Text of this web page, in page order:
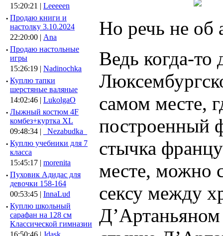
15:20:21 | Leeeeen
· Продаю книги и
настолку 3.10.2024
22:20:00 | Ana
· Продаю настольные
игры
15:26:19 | Nadinochka
· Куплю тапки
шерстяные валяные
14:02:46 | LukolgaO
· Лыжный костюм 4F
комбез+куртка XL
09:48:34 |
_Nezabudka_
· Куплю учебники для 7
класса
15:45:17 | morenita
· Пуховик Адидас для
девочки 158-164
00:53:45 | InnaLud
· Куплю школьный
сарафан на 128 см
Классической гимназии
16:50:46 | Jdask
Но речь не об
Ведь когда-то
самом месте,
построенный
стычка
месте, можно
сексу между